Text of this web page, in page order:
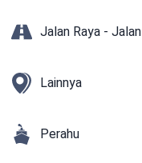
Jalan Raya - Jalan
Lainnya
Perahu